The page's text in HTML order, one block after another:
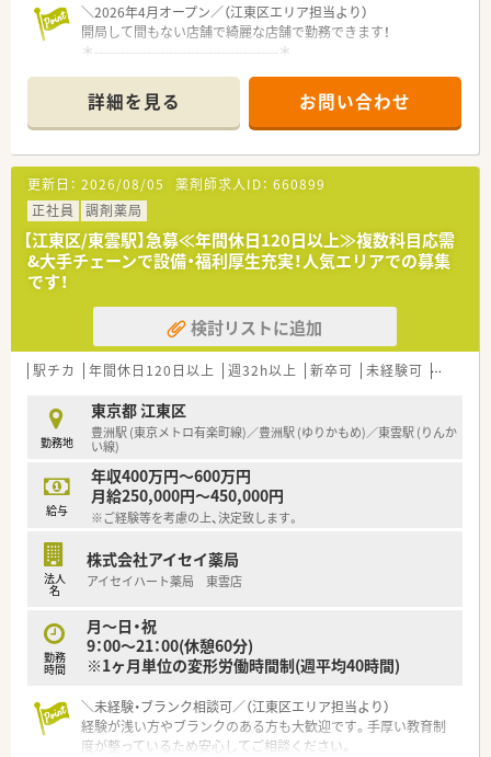
＼2026年4月オープン／（江東区エリア担当より）
開局して間もない店舗で綺麗な店舗で勤務できます！
＊------------------------------------------＊
■東雲駅からバスで7分の立地にあり、内科と循環器科をメイン
に応需している薬局です。
■1日あたり10枚前後の処方箋に加えて、特別養護老人ホームの
対応も毎月発生します。
■薬剤師1名と事務員2名が在籍しており、少数精鋭で協力しな
がら業務を行っています。
【募集背景と求める人物像について】
■新規出店を見据えた事業拡大のための増員募集で、会社と共に
成長できる方を求めています。
理能力を持つ方を歓迎しております。
■地域密着の理念に賛同し、周囲と協調しながら円滑にコミュニ
ケーションをとれる方です。
■江戸川区エリアを中心に出店しており、今後も積極的な新規店
舗の展開を計画しています。
■不動産会社を親会社に持ち、自社ビルでのモール展開を進める
ことで経営基盤は安定です。
■誘致する医師とも対等で良好な関係を築いており、疑義照会も
スムーズに行える社風です。
詳細を見る お問い合わせ
更新日： 2026/08/05 薬剤師求人ID： 660899
正社員
調剤薬局
【江東区/東雲駅】急募≪年間休日120日以上≫複数科目応需
&大手チェーンで設備・福利厚生充実！人気エリアでの募集
です！
検討リストに追加
駅チカ 年間休日120日以上 週32h以上 新卒可 未経験可 残業な
勤務地
東京都 江東区
豊洲駅 (東京メトロ有楽町線)／豊洲駅 (ゆりかもめ)／東雲駅 (りんか
い線)
給与
年収400万円～600万円
月給250,000円～450,000円
※ご経験等を考慮の上、決定致します。
法人
名
株式会社アイセイ薬局
アイセイハート薬局 東雲店
勤務
時間
月～日・祝
9：00～21：00(休憩60分)
※1ヶ月単位の変形労働時間制(週平均40時間)
＼未経験・ブランク相談可／（江東区エリア担当より）
経験が浅い方やブランクのある方も大歓迎です。手厚い教育制
度が整っているため安心してご相談ください。